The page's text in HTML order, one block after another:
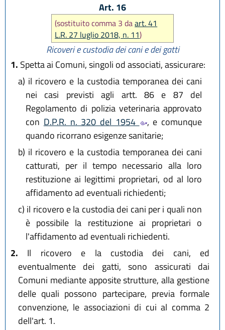
Art. 16
(sostituito comma 3 daart. 41
L.R. 27 luglio 2018, n. 11)
Ricoveri e custodia dei cani e dei gatti
1. Spetta ai Comuni, singoli od associati, assicurare:
a) il ricovero e la custodia temporanea dei cani
nei casi previsti agli artt. 86 e 87 del
Regolamento di polizia veterinaria approvato
con D.P.R. n. 320 del 1954
, e comunque
quando ricorrano esigenze sanitarie;
b) il ricovero e la custodia temporanea dei cani
catturati, per il tempo necessario alla loro
restituzione ai legittimi proprietari, od al loro
affidamento ad eventuali richiedenti;
c) il ricovero e la custodia dei cani per i quali non
è possibile la restituzione ai proprietari o
l'affidamento ad eventuali richiedenti.
2. Il ricovero e la custodia dei cani, ed
eventualmente dei gatti, sono assicurati dai
Comuni mediante apposite strutture, alla gestione
delle quali possono partecipare, previa formale
convenzione, le associazioni di cui al comma 2
dell'art. 1.